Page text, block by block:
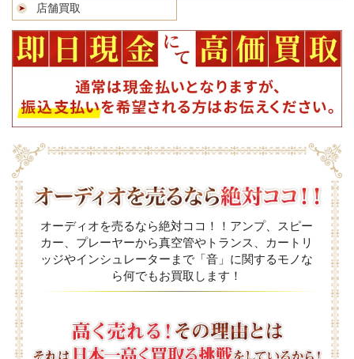
店舗買取
オーディオを売るなら絶対ココ！！アンプ、スピー
カー、プレーヤーから真空管やトランス、カートリ
ッジやインシュレーターまで「音」に関するモノな
ら何でもお買取します！